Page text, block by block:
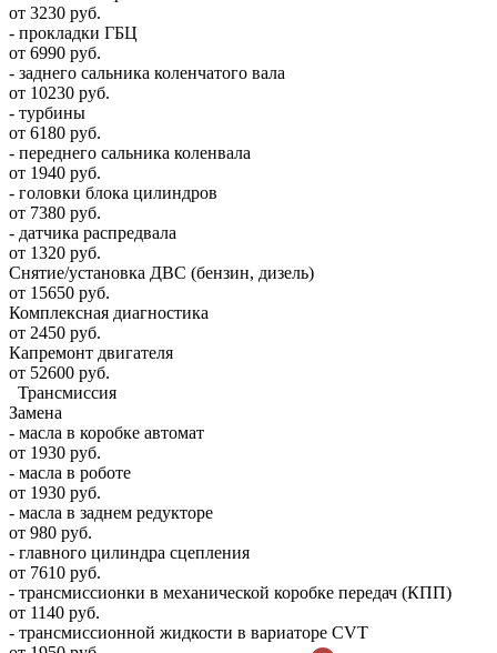
от 3230 руб.
- прокладки ГБЦ
от 6990 руб.
- заднего сальника коленчатого вала
от 10230 руб.
- турбины
от 6180 руб.
- переднего сальника коленвала
от 1940 руб.
- головки блока цилиндров
от 7380 руб.
- датчика распредвала
от 1320 руб.
Снятие/установка ДВС (бензин, дизель)
от 15650 руб.
Комплексная диагностика
от 2450 руб.
Капремонт двигателя
от 52600 руб.
Трансмиссия
Замена
- масла в коробке автомат
от 1930 руб.
- масла в роботе
от 1930 руб.
- масла в заднем редукторе
от 980 руб.
- главного цилиндра сцепления
от 7610 руб.
- трансмиссионки в механической коробке передач (КПП)
от 1140 руб.
- трансмиссионной жидкости в вариаторе CVT